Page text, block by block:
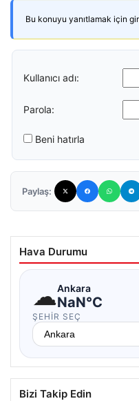
Bu konuyu yanıtlamak için
Kullanıcı adı:
Parola:
Beni hatırla
Paylaş:
Hava Durumu
☁Ankara
NaN°C
ŞEHIR SEÇ
Bizi Takip Edin